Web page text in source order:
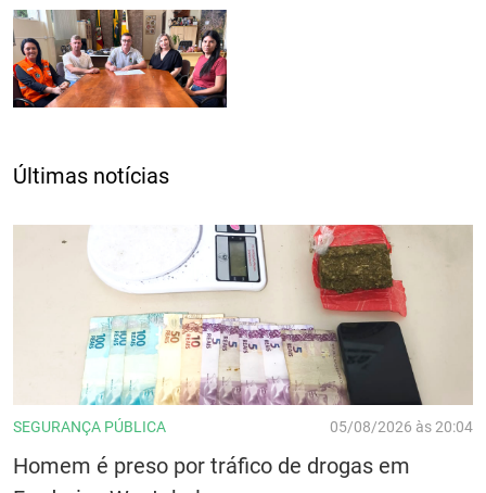
Últimas notícias
SEGURANÇA PÚBLICA 05/08/2026 às 20:04
Homem é preso por tráfico de drogas em